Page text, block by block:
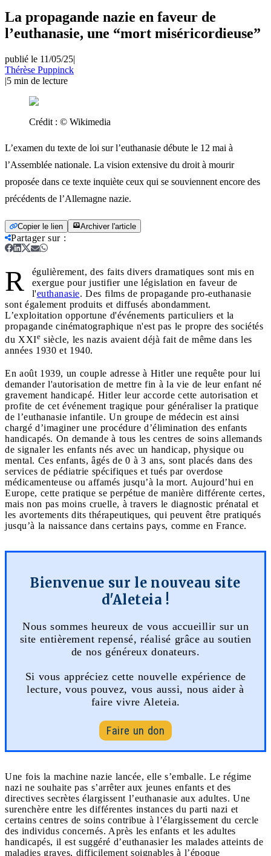
La propagande nazie en faveur de
l’euthanasie, une “mort miséricordieuse”
publié le 11/05/25|
Thérèse Puppinck
|5 min de lecture
Crédit : © Wikimedia
L’examen du texte de loi sur l’euthanasie débute le 12 mai à
l’Assemblée nationale. La vision extensive du droit à mourir
proposée dans ce texte inquiète ceux qui se souviennent encore des
précédents de l’Allemagne nazie.
Copier le lien Archiver l'article
Partager sur:
R
égulièrement, des faits divers dramatiques sont mis en
exergue pour justifier une législation en faveur de
l'euthanasie. Des films de propagande pro-euthanasie
sont également produits et diffusés abondamment.
L’exploitation opportune d'événements particuliers et la
propagande cinématographique n'est pas le propre des sociétés
du XXIe siècle, les nazis avaient déjà fait de même dans les
années 1930 et 1940.
En août 1939, un couple adresse à Hitler une requête pour lui
demander l'autorisation de mettre fin à la vie de leur enfant né
gravement handicapé. Hitler leur accorde cette autorisation et
profite de cet événement tragique pour généraliser la pratique
de l’euthanasie infantile. Un groupe de médecin est ainsi
chargé d’imaginer une procédure d’élimination des enfants
handicapés. On demande à tous les centres de soins allemands
de signaler les enfants nés avec un handicap, physique ou
mental. Ces enfants, âgés de 0 à 3 ans, sont placés dans des
services de pédiatrie spécifiques et tués par overdose
médicamenteuse ou affamés jusqu’à la mort. Aujourd’hui en
Europe, cette pratique se perpétue de manière différente certes,
mais non pas moins cruelle, à travers le diagnostic prénatal et
les avortements dits thérapeutiques, qui peuvent être pratiqués
jusqu’à la naissance dans certains pays, comme en France.
Bienvenue sur le nouveau site
d'Aleteia !
Nous sommes heureux de vous accueillir sur un
site entièrement repensé, réalisé grâce au soutien
de nos généreux donateurs.
Si vous appréciez cette nouvelle expérience de
lecture, vous pouvez, vous aussi, nous aider à
faire vivre Aleteia.
Faire un don
Une fois la machine nazie lancée, elle s’emballe. Le régime
nazi ne souhaite pas s’arrêter aux jeunes enfants et des
directives secrètes élargissent l’euthanasie aux adultes. Une
surenchère entre les différentes instances du parti nazi et
certains centres de soins contribue à l’élargissement du cercle
des individus concernés. Après les enfants et les adultes
handicapés, il est suggéré d’euthanasier les malades atteints de
maladies graves, difficilement soignables à l’époque